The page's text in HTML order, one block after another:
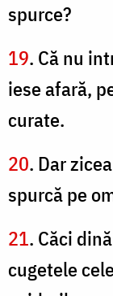
spurce?
19. Că nu
iese afară,
curate.
20. Dar
spurcă pe
21. Căci
cugetele